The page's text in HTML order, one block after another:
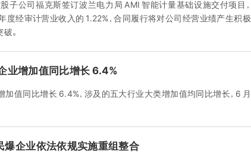
子公司福克斯签订波兰电力局 AMI 智能计量基础设施交付项目，
度经审计营业收入的 1.22%，合同履行将对公司经营业绩产生积极
。
业增加值同比增长 6.4%
加值同比增长 6.4%，涉及的五大行业大类增加值均同比增长，6 月
爆企业依法依规实施重组整合